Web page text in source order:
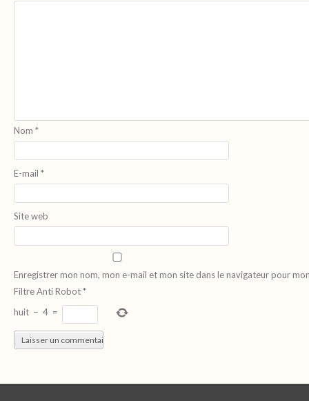
Nom *
E-mail *
Site web
Enregistrer mon nom, mon e-mail et mon site dans le navigateur pour
Filtre Anti Robot*
huit − 4 =